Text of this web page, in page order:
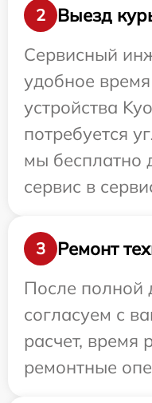
2
Выезд
Сервисный
удобное
устройства
потребуется
мы бесплатно
сервис в
3
Ремонт
После полной
согласуем с
расчет, время
ремонтные